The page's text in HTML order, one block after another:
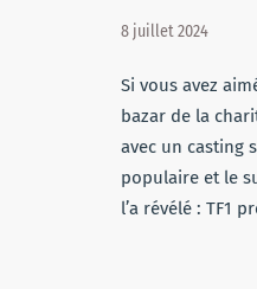
8 juillet 2024
Si vous avez
bazar de la
avec un casting
populaire et le
l’a révélé : TF1